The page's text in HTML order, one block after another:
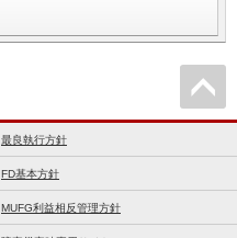
最良執行方針
FD基本方針
MUFG利益相反管理方針